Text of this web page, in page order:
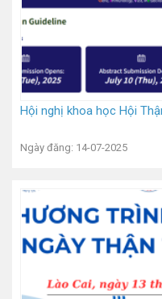
Hội nghị khoa học Hội
Ngày đăng: 14-07-2025